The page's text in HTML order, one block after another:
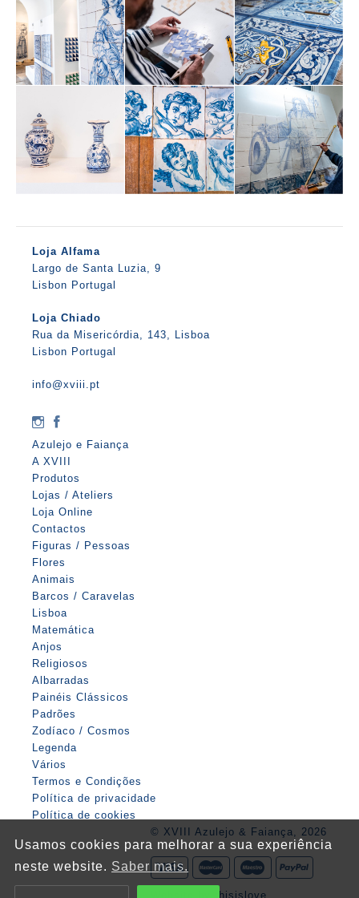
Loja Alfama
Largo de Santa Luzia, 9
Lisbon Portugal
Loja Chiado
Rua da Misericórdia, 143, Lisboa
Lisbon Portugal
info@xviii.pt
Azulejo e Faiança
A XVIII
Produtos
Lojas / Ateliers
Loja Online
Contactos
Figuras / Pessoas
Flores
Animais
Barcos / Caravelas
Lisboa
Matemática
Anjos
Religiosos
Albarradas
Painéis Clássicos
Padrões
Zodíaco / Cosmos
Legenda
Vários
Termos e Condições
Política de privacidade
Política de cookies
© XVIII Azulejo & Faiança, 2026
thisislove
Usamos cookies para melhorar a sua experiência
neste website. Saber mais.